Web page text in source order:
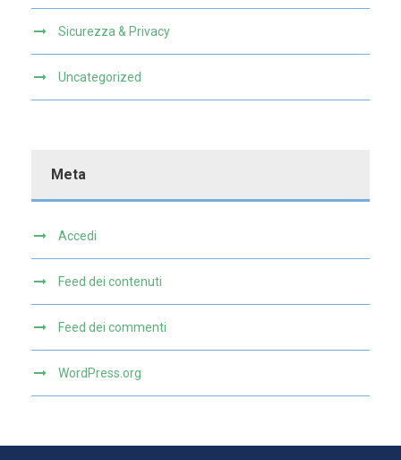
Sicurezza & Privacy
Uncategorized
Meta
Accedi
Feed dei contenuti
Feed dei commenti
WordPress.org